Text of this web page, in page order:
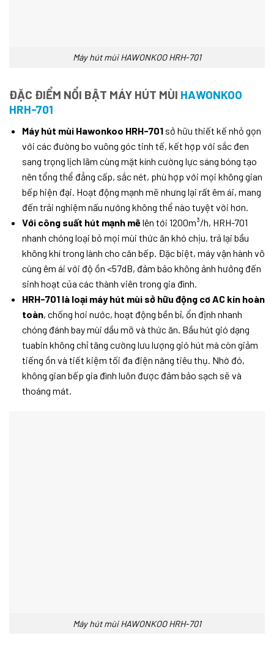
Máy hút mùi HAWONKOO HRH-701
ĐẶC ĐIỂM NỔI BẬT MÁY HÚT MÙI HAWONKOO
HRH-701
Máy hút mùi Hawonkoo HRH-701sở hữu thiết kế nhỏ gọn
với các đường bo vuông góc tinh tế, kết hợp với sắc đen
sang trọng lịch lãm cùng mặt kính cường lực sáng bóng tạo
nên tổng thể đẳng cấp, sắc nét, phù hợp với mọi không gian
bếp hiện đại. Hoạt động mạnh mẽ nhưng lại rất êm ái, mang
đến trải nghiệm nấu nướng không thể nào tuyệt vời hơn.
Với công suất hút mạnh mẽlên tới 1200m³/h, HRH-701
nhanh chóng loại bỏ mọi mùi thức ăn khó chịu, trả lại bầu
không khí trong lành cho căn bếp. Đặc biệt, máy vận hành vô
cùng êm ái với độ ồn <57dB, đảm bảo không ảnh hưởng đến
sinh hoạt của các thành viên trong gia đình.
HRH-701 là loại máy hút mùi sở hữu động cơ AC kín hoàn
toàn, chống hơi nước, hoạt động bền bỉ, ổn định nhanh
chóng đánh bay mùi dầu mỡ và thức ăn. Bầu hút gió dạng
tuabin không chỉ tăng cường lưu lượng gió hút mà còn giảm
tiếng ồn và tiết kiệm tối đa điện năng tiêu thụ. Nhờ đó,
không gian bếp gia đình luôn được đảm bảo sạch sẽ và
thoáng mát.
Máy hút mùi HAWONKOO HRH-701